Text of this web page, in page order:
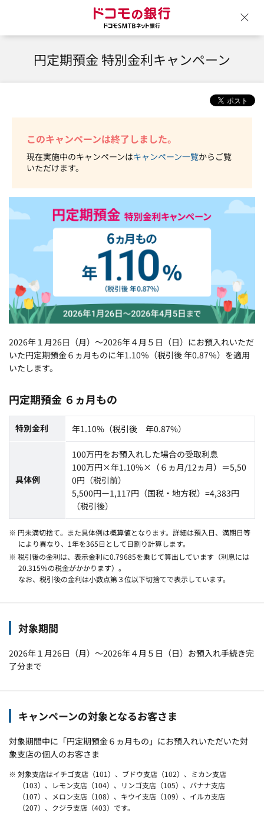
円定期預金 特別金利キャンペーン
このキャンペーンは終了しました。
現在実施中のキャンペーンはキャンペーン一覧からご覧
いただけます。
2026年１月26日（月）～2026年４月５日（日）にお預入れいただ
いた円定期預金６ヵ月ものに年1.10％（税引後 年0.87％）を適用
いたします。
円定期預金 ６ヵ月もの
特別金利 年1.10%（税引後 年0.87%）
具体例
100万円をお預入れした場合の受取利息
100万円×年1.10%×（６ヵ月/12ヵ月）＝5,50
0円（税引前）
5,500円ー1,117円（国税・地方税）=4,383円
（税引後）
※ 円未満切捨て。また具体例は概算値となります。詳細は預入日、満期日等
により異なり、1年を365日として日割り計算します。
※ 税引後の金利は、表示金利に0.79685を乗じて算出しています（利息には
20.315％の税金がかかります）。
なお、税引後の金利は小数点第３位以下切捨てで表示しています。
対象期間
2026年１月26日（月）～2026年４月５日（日）お預入れ手続き完
了分まで
キャンペーンの対象となるお客さま
対象期間中に「円定期預金６ヵ月もの」にお預入れいただいた対
象支店の個人のお客さま
※ 対象支店はイチゴ支店（101）、ブドウ支店（102）、ミカン支店
（103）、レモン支店（104）、リンゴ支店（105）、バナナ支店
（107）、メロン支店（108）、キウイ支店（109）、イルカ支店
（207）、クジラ支店（403）です。